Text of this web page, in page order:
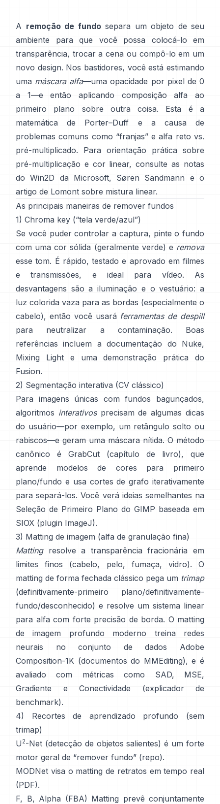
A remoção de fundosepara um objeto de seu
ambiente para que você possa colocá-lo em
transparência, trocar a cena ou compô-lo em um
novo design. Nos bastidores, você está estimando
uma máscara alfa—uma opacidade por pixel de 0
a 1—e então aplicando composição alfa ao
primeiro plano sobre outra coisa. Esta é a
matemática de Porter–Duff e a causa de
problemas comuns como “franjas” e alfa reto vs.
pré-multiplicado. Para orientação prática sobre
pré-multiplicação e cor linear, consulte as notas
do Win2D da Microsoft, Søren Sandmann e o
artigo de Lomont sobre mistura linear.
As principais maneiras de remover fundos
1) Chroma key (“tela verde/azul”)
Se você puder controlar a captura, pinte o fundo
com uma cor sólida (geralmente verde) e remova
esse tom. É rápido, testado e aprovado em filmes
e transmissões, e ideal para vídeo. As
desvantagens são a iluminação e o vestuário: a
luz colorida vaza para as bordas (especialmente o
cabelo), então você usará ferramentas de despill
para neutralizar a contaminação. Boas
referências incluem a documentação do Nuke,
Mixing Lighte uma demonstração prática do
Fusion.
2) Segmentação interativa (CV clássico)
Para imagens únicas com fundos bagunçados,
algoritmos interativosprecisam de algumas dicas
do usuário—por exemplo, um retângulo solto ou
rabiscos—e geram uma máscara nítida. O método
canônico é
GrabCut (capítulo de livro), que
aprende modelos de cores para primeiro
plano/fundo e usa cortes de grafo iterativamente
para separá-los. Você verá ideias semelhantes na
Seleção de Primeiro Plano do GIMP baseada em
SIOX (plugin ImageJ).
3) Matting de imagem (alfa de granulação fina)
Mattingresolve a transparência fracionária em
limites finos (cabelo, pelo, fumaça, vidro). O
matting de forma fechada clássico pega um trimap
(definitivamente-primeiro plano/definitivamente-
fundo/desconhecido) e resolve um sistema linear
para alfa com forte precisão de borda. O matting
de imagem profundo
moderno treina redes
neurais no conjunto de dados Adobe
Composition-1K (documentos do MMEditing), e é
avaliado com métricas como
SAD, MSE,
Gradiente e Conectividade (explicador de
benchmark).
4) Recortes de aprendizado profundo (sem
trimap)
U 2-Net (detecção de objetos salientes) é um forte
motor geral de “remover fundo” (repo).
MODNet visa o matting de retratos em tempo real
(PDF).
F, B, Alpha (FBA) Matting prevê conjuntamente